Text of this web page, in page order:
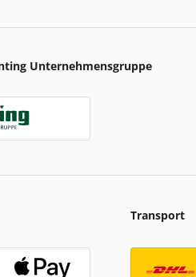
Unternehmensgruppe
Transport